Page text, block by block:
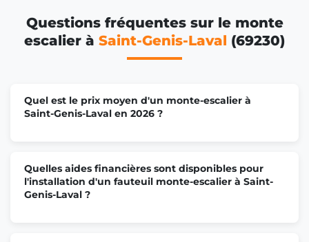
Questions fréquentes sur le monte
escalier à Saint-Genis-Laval (69230)
Quel est le prix moyen d'un monte-escalier à
Saint-Genis-Laval en 2026 ?
Quelles aides financières sont disponibles pour
l'installation d'un fauteuil monte-escalier à Saint-
Genis-Laval ?